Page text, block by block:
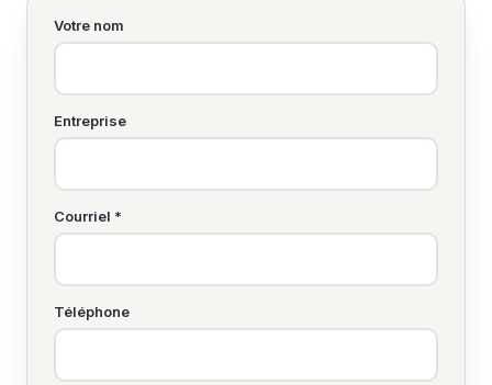
Votre nom
Entreprise
Courriel *
Téléphone